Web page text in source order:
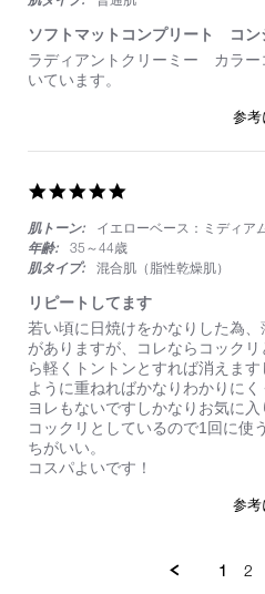
ソフトマットコンプリート コン
Review
by
2025
review
stating
マ
ト
ン
プ
リ
ト
コ
ン
シ
ー
ラ
ー
ラディアントクリーミー カラー
いています。
rating
肌トーン:
イエローベース：ミディア
年齢:
35～44歳
肌タイプ:
混合肌（脂性乾燥肌）
リピートしてます
Review
by
on
2
Aug
2025
review
stating
リ
ピ
ー
ト
し
て
ま
若い頃に日焼けをかなりした為
がありますが、コレならコック
ら軽くトントンとすれば消えま
ように重ねればかなりわかりにく
ヨレもないですしかなりお気に入
コックリとしているので1回に使
ちがいい。
コスパよいです！
1 2